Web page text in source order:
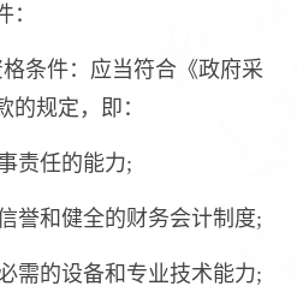
条件：应当符合《政府采
的规定，即：
任的能力;
和健全的财务会计制度;
的设备和专业技术能力;